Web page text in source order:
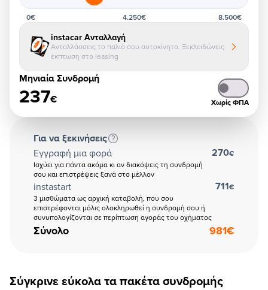
0€ 4.250€ 8.500€
instacar Ανταλλαγή
Ανταλλάσσεις το παλιό σου αυτοκίνητο. Ξεκλειδώνεις
έκπτωση στο leasing
Μηνιαία Συνδρομή
237€ Χωρίς ΦΠΑ
Για να ξεκινήσεις
Εγγραφή μια φορά
Ισχύει για πάντα ακόμα κι αν διακόψεις τη συνδρομή
σου και επιστρέψεις ξανά στο μέλλον
270€
instastart
3 μισθώματα ως αρχική καταβολή, που σου
επιστρέφονται μόλις ολοκληρωθεί η συνδρομή σου ή
συνυπολογίζονται σε περίπτωση αγοράς του οχήματος
711€
Σύνολο 981€
Σύγκρινε εύκολα τα πακέτα συνδρομής